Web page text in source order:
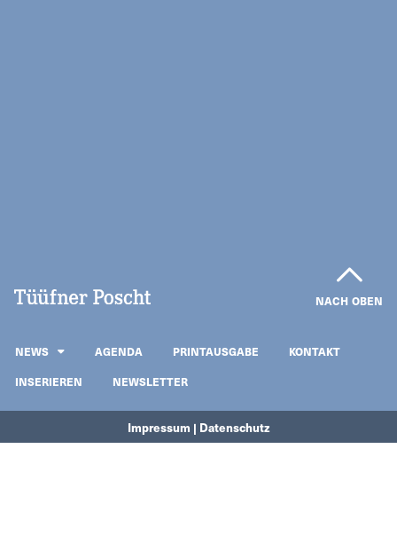
NACH OBEN
NEWS AGENDA PRINTAUSGABE
KONTAKT
INSERIEREN
NEWSLETTER
Impressum | Datenschutz